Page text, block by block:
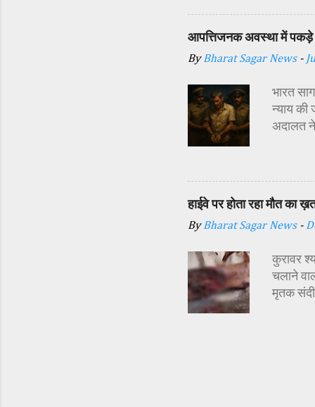
प्रबंधक
विधि-
कन्याओं
आपत्तिजनक अवस्था में पकड़े
ByBharat Sagar News -
भारत
न्याय की
अदालत
किया
इसी बात
दिया।
डाले और
मामले की
हाईवे पर होता रहा मौत का
ByBharat Sagar News -
कुरावर
चलाने
मृतक